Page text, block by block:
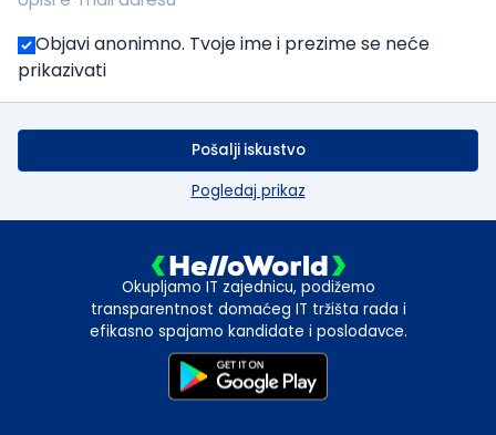
Objavi anonimno. Tvoje ime i prezime se neće
prikazivati
Pošalji iskustvo
Pogledaj prikaz
Okupljamo IT zajednicu, podižemo
transparentnost domaćeg IT tržišta rada i
efikasno spajamo kandidate i poslodavce.